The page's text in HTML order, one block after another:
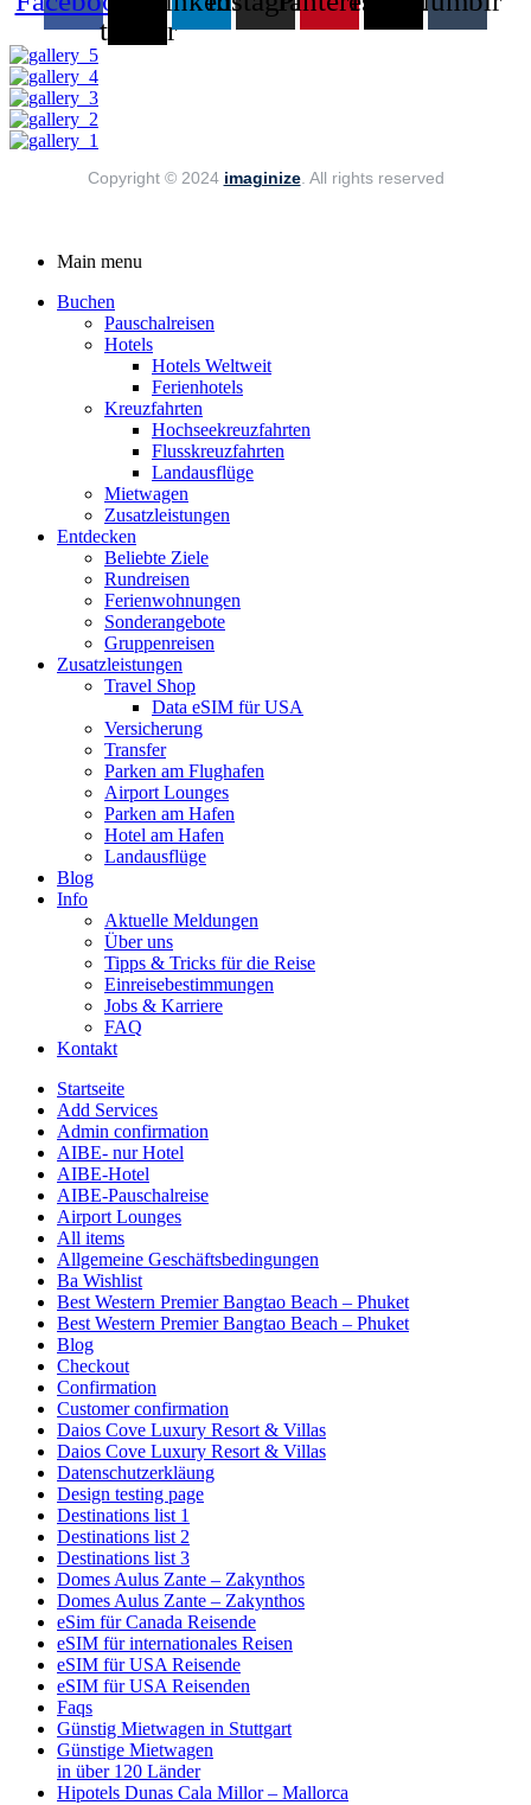
twitter
Copyright © 2024 imaginize. All rights reserved
Main menu
Buchen
Pauschalreisen
Hotels
Hotels Weltweit
Ferienhotels
Kreuzfahrten
Hochseekreuzfahrten
Flusskreuzfahrten
Landausflüge
Mietwagen
Zusatzleistungen
Entdecken
Beliebte Ziele
Rundreisen
Ferienwohnungen
Sonderangebote
Gruppenreisen
Zusatzleistungen
Travel Shop
Data eSIM für USA
Versicherung
Transfer
Parken am Flughafen
Airport Lounges
Parken am Hafen
Hotel am Hafen
Landausflüge
Blog
Info
Aktuelle Meldungen
Über uns
Tipps & Tricks für die Reise
Einreisebestimmungen
Jobs & Karriere
FAQ
Kontakt
Startseite
Add Services
Admin confirmation
AIBE- nur Hotel
AIBE-Hotel
AIBE-Pauschalreise
Airport Lounges
All items
Allgemeine Geschäftsbedingungen
Ba Wishlist
Best Western Premier Bangtao Beach – Phuket
Best Western Premier Bangtao Beach – Phuket
Blog
Checkout
Confirmation
Customer confirmation
Daios Cove Luxury Resort & Villas
Daios Cove Luxury Resort & Villas
Datenschutzerkläung
Design testing page
Destinations list 1
Destinations list 2
Destinations list 3
Domes Aulus Zante – Zakynthos
Domes Aulus Zante – Zakynthos
eSim für Canada Reisende
eSIM für internationales Reisen
eSIM für USA Reisende
eSIM für USA Reisenden
Faqs
Günstig Mietwagen in Stuttgart
Günstige Mietwagen
in über 120 Länder
Hipotels Dunas Cala Millor – Mallorca